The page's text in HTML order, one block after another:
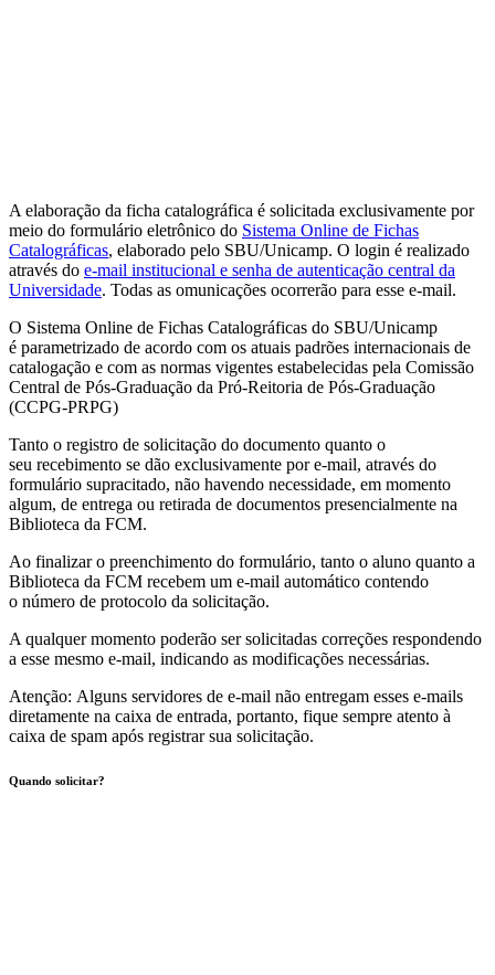
A elaboração da ficha catalográfica é solicitada exclusivamente por
meio do formulário eletrônico do Sistema Online de Fichas
Catalográficas, elaborado pelo SBU/Unicamp. O login é realizado
através do e-mail institucional e senha de autenticação central da
Universidade. Todas as omunicações ocorrerão para esse e-mail.
O Sistema Online de Fichas Catalográficas do SBU/Unicamp
é parametrizado de acordo com os atuais padrões internacionais de
catalogação e com as normas vigentes estabelecidas pela Comissão
Central de Pós-Graduação da Pró-Reitoria de Pós-Graduação
(CCPG-PRPG)
Tanto o registro de solicitação do documento quanto o
seu recebimento se dão exclusivamente por e-mail, através do
formulário supracitado, não havendo necessidade, em momento
algum, de entrega ou retirada de documentos presencialmente na
Biblioteca da FCM.
Ao finalizar o preenchimento do formulário, tanto o aluno quanto a
Biblioteca da FCM recebem um e-mail automático contendo
o número de protocolo da solicitação.
A qualquer momento poderão ser solicitadas correções respondendo
a esse mesmo e-mail, indicando as modificações necessárias.
Atenção: Alguns servidores de e-mail não entregam esses e-mails
diretamente na caixa de entrada, portanto, fique sempre atento à
caixa de spam após registrar sua solicitação.
Quando solicitar?